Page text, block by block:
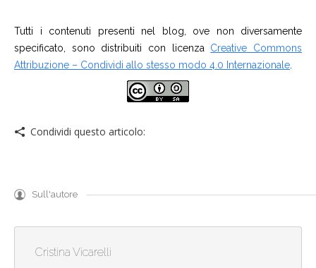
Tutti i contenuti presenti nel blog, ove non diversamente
specificato, sono distribuiti con licenza Creative Commons
Attribuzione – Condividi allo stesso modo 4.0 Internazionale
Condividi questo articolo:
Sull'autore
Cristina Vicarelli